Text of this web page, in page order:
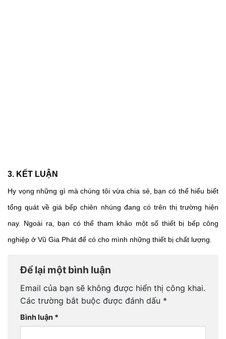
3. KẾT LUẬN
Hy vọng những gì mà chúng tôi vừa chia sẻ, bạn có thể hiểu biết
tổng quát về giá bếp chiên nhúng đang có trên thị trường hiện
nay. Ngoài ra, bạn có thể tham khảo một số thiết bị bếp công
nghiệp ở Vũ Gia Phát để có cho mình những thiết bị chất lượng.
Để lại một bình luận
Email của bạn sẽ không được hiển thị công khai.
Các trường bắt buộc được đánh dấu *
Bình luận *